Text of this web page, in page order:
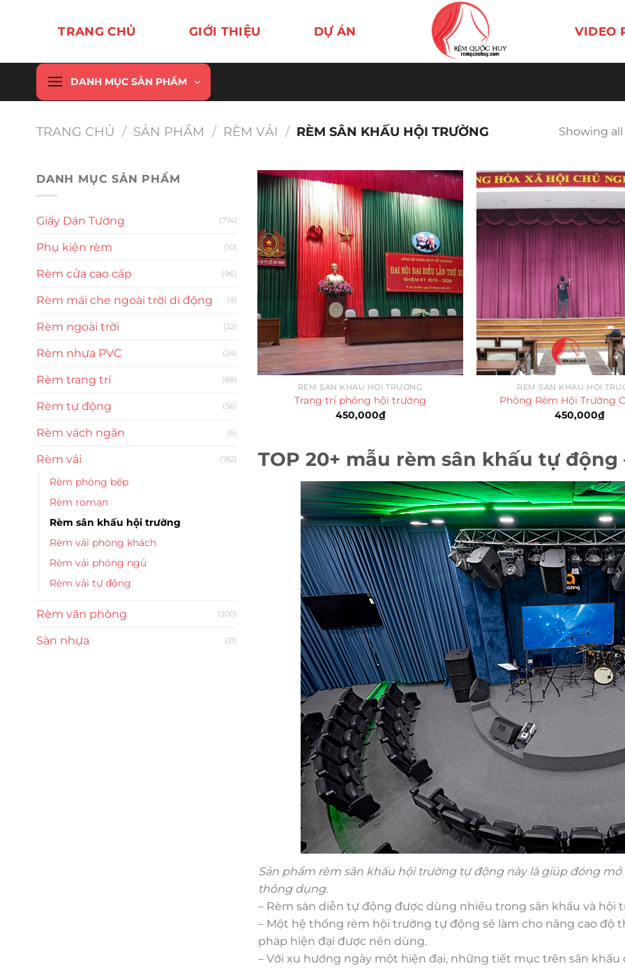
dung
TRANG CHỦ GIỚI THIỆU DỰ ÁN VIDEO
DANH MỤC SẢN PHẨM
TRANG CHỦ / SẢN PHẨM / RÈM VẢI / RÈM SÂN KHẤU HỘI TRƯỜNG Showing
DANH MỤC SẢN PHẨM
Giấy Dán Tường (774)
Phụ kiện rèm (10)
Rèm cửa cao cấp (96)
Rèm mái che ngoài trời di động (8)
Rèm ngoài trời (22)
Rèm nhựa PVC (24)
Rèm trang trí (88)
Rèm tự động (56)
Rèm vách ngăn (6)
Rèm vải (182)
Rèm phòng bếp
Rèm roman
Rèm sân khấu hội trường
Rèm vải phòng khách
Rèm vải phòng ngủ
Rèm vải tự động
Rèm văn phòng (200)
Sàn nhựa (21)
TOP 20+ mẫu rèm sân khấu tự
Sản phẩm rèm sân khấu hội trường tự động này là giúp đóng
thông dụng.
– Rèm sàn diễn tự động được dùng nhiều trong sân khấu và hội
– Một hệ thống rèm hội trường tự động sẽ làm cho nâng caođộ
pháp hiện đại được nên dùng.
– Với xu hướng ngày một hiện đại, những tiết mục trên sân khấu
RÈM SÂN KHẤU HỘI TRƯỜNG
Trang trí phông hội trường
450,000₫
RÈM SÂN KHẤU HỘI
Phông Rèm Hội Trường
450,000₫